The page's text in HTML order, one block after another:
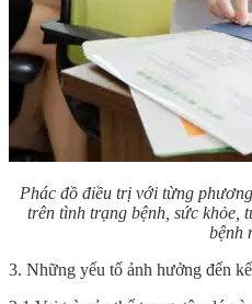
Phác đồ điều trị với từng
trên tình trạng bệnh, sức
bệnh
3. Những yếu tố ảnh hưởng đến